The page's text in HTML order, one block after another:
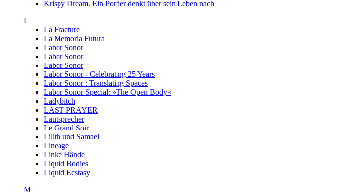
Krispy Dream. Ein Portier denkt über sein Leben nach
L
La Fracture
La Memoria Futura
Labor Sonor
Labor Sonor
Labor Sonor
Labor Sonor - Celebrating 25 Years
Labor Sonor : Translating Spaces
Labor Sonor Special: »The Open Body«
Ladybitch
LAST PRAYER
Lautsprecher
Le Grand Soir
Lilith und Samael
Lineage
Linke Hände
Liquid Bodies
Liquid Ecstasy
M